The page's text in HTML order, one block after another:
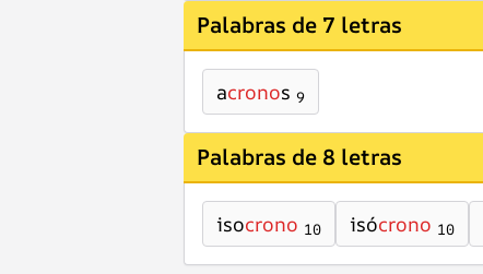
Palabras de 7 letras
acronos 9
Palabras de 8 letras
isocrono 10 isócrono 10